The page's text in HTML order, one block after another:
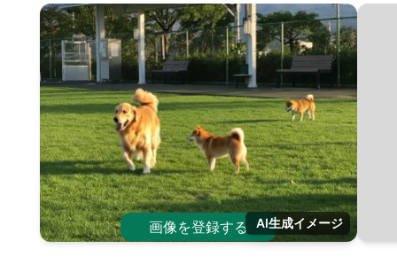
画像を登録する AI生成イメージ